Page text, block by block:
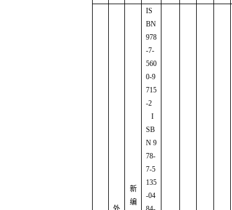
新
编
IS
BN
978
-7-
560
0-9
715
-2
I
SB
N 9
78-
7-5
135
-04